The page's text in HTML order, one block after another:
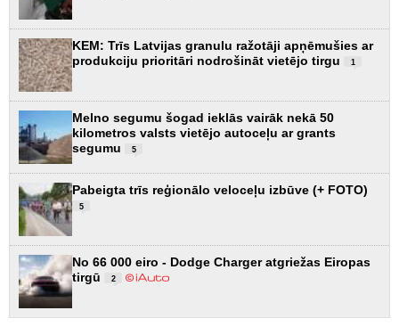
KEM: Trīs Latvijas granulu ražotāji apņēmušies ar
produkciju prioritāri nodrošināt vietējo tirgu
1
Melno segumu šogad ieklās vairāk nekā 50
kilometros valsts vietējo autoceļu ar grants
segumu
5
Pabeigta trīs reģionālo veloceļu izbūve (+ FOTO)
5
No 66 000 eiro - Dodge Charger atgriežas Eiropas
tirgū
2